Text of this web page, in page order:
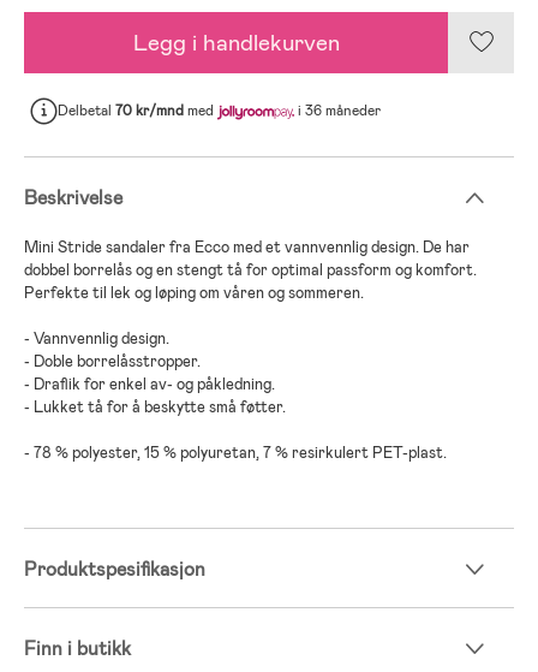
Legg i handlekurven
Delbetal 70 kr/mndmed i 36 måneder
Beskrivelse
Mini Stride sandaler fra Ecco med et vannvennlig design. De har
dobbel borrelås og en stengt tå for optimal passform og komfort.
Perfekte til lek og løping om våren og sommeren.
- Vannvennlig design.
- Doble borrelåsstropper.
- Draflik for enkel av- og påkledning.
- Lukket tå for å beskytte små føtter.
- 78 % polyester, 15 % polyuretan, 7 % resirkulert PET-plast.
Produktspesifikasjon
Finn i butikk